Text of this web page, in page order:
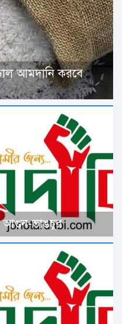
আমদানি করবে
আগুন-ভাঙচুর